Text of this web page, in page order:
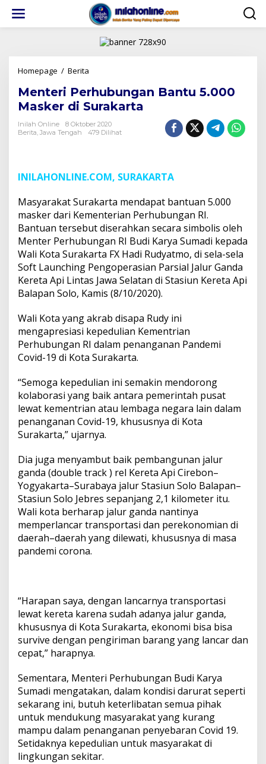
konten
Homepage / Berita
Bantu
5.000
Masker
di
Surakarta
Menteri Perhubungan Bantu 5.000
Masker di Surakarta
Inilah Online
8 Oktober 2020
Berita, Jawa Tengah 479 Dilihat
INILAHONLINE.COM, SURAKARTA
Masyarakat Surakarta mendapat bantuan 5.000
masker dari Kementerian Perhubungan RI.
Bantuan tersebut diserahkan secara simbolis oleh
Menter Perhubungan RI Budi Karya Sumadi kepada
Wali Kota Surakarta FX Hadi Rudyatmo, di sela-sela
Soft Launching Pengoperasian Parsial Jalur Ganda
Kereta Api Lintas Jawa Selatan di Stasiun Kereta Api
Balapan Solo, Kamis (8/10/2020).
Wali Kota yang akrab disapa Rudy ini
mengapresiasi kepedulian Kementrian
Perhubungan RI dalam penanganan Pandemi
Covid-19 di Kota Surakarta.
“Semoga kepedulian ini semakin mendorong
kolaborasi yang baik antara pemerintah pusat
lewat kementrian atau lembaga negara lain dalam
penanganan Covid-19, khususnya di Kota
Surakarta,” ujarnya.
Dia juga menyambut baik pembangunan jalur
ganda (double track ) rel Kereta Api Cirebon–
Yogyakarta–Surabaya jalur Stasiun Solo Balapan–
Stasiun Solo Jebres sepanjang 2,1 kilometer itu.
Wali kota berharap jalur ganda nantinya
memperlancar transportasi dan perekonomian di
daerah–daerah yang dilewati, khususnya di masa
pandemi corona.
“Harapan saya, dengan lancarnya transportasi
lewat kereta karena sudah adanya jalur ganda,
khususnya di Kota Surakarta, ekonomi bisa bisa
survive dengan pengiriman barang yang lancar dan
cepat,” harapnya.
Sementara, Menteri Perhubungan Budi Karya
Sumadi mengatakan, dalam kondisi darurat seperti
sekarang ini, butuh keterlibatan semua pihak
untuk mendukung masyarakat yang kurang
mampu dalam penanganan penyebaran Covid 19.
Setidaknya kepedulian untuk masyarakat di
lingkungan sekitar.